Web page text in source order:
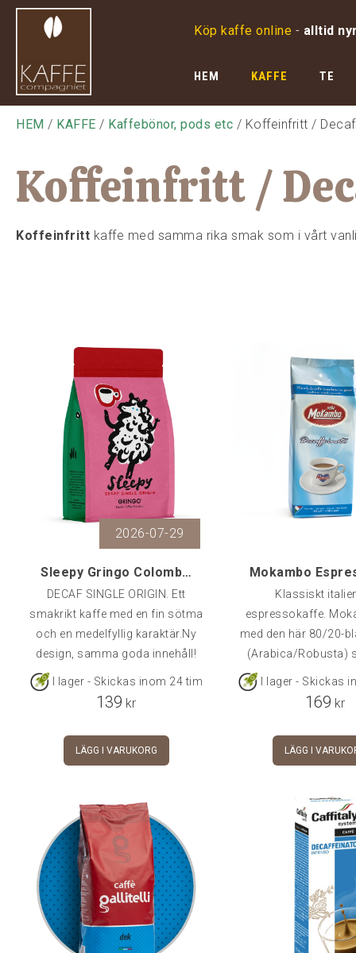
Köp kaffe online - alltid
HEM KAFFE TE
HEM / KAFFE / Kaffebönor, pods etc / Koffeinfritt / Decaf
Koffeinfritt /
Koffeinfritt kaffe med samma rika smak som i vårt
2026-07-29
Sleepy Gringo Colombia Decaf, 250 g
DECAF SINGLE ORIGIN. Ett
smakrikt kaffe med en fin sötma
och en medelfyllig karaktär.Ny
design, samma goda innehåll!
I lager - Skickas inom 24 tim
139 kr
LÄGG I VARUKORG
Klassiskt
espressokaffe.
med den här 80/20-
(Arabica/Robusta)
stilkorrekt kaffe för
också utan
ta en espresso efter
utan att ligga
I lager - Skickas
169 kr
LÄGG I